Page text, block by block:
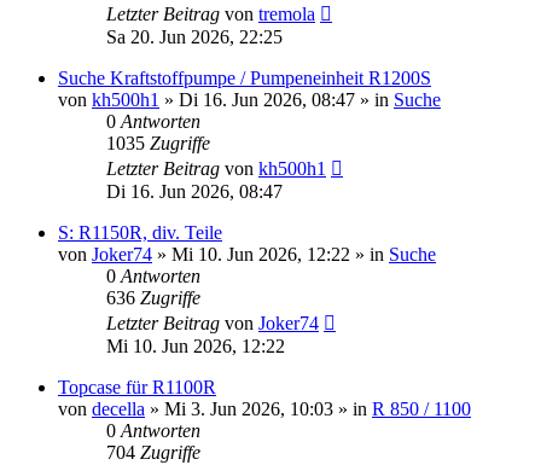
Letzter Beitrag von tremola
Sa 20. Jun 2026, 22:25
Suche Kraftstoffpumpe / Pumpeneinheit R1200S
von kh500h1 » Di 16. Jun 2026, 08:47 » in Suche
0 Antworten
1035 Zugriffe
Letzter Beitrag von kh500h1
Di 16. Jun 2026, 08:47
S: R1150R, div. Teile
von Joker74 » Mi 10. Jun 2026, 12:22 » in Suche
0 Antworten
636 Zugriffe
Letzter Beitrag von Joker74
Mi 10. Jun 2026, 12:22
Topcase für R1100R
von decella » Mi 3. Jun 2026, 10:03 » in R 850 / 1100
0 Antworten
704 Zugriffe